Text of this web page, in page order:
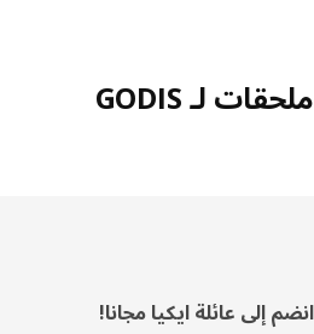
ملحقات لـ GODIS
تذييل
انضم إلى عائلة ايكيا مجانا!